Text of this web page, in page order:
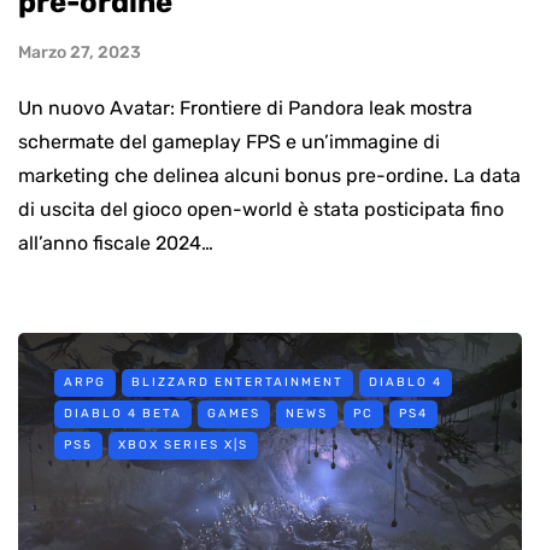
Marzo 27, 2023
Un nuovo Avatar: Frontiere di Pandora leak mostra
schermate del gameplay FPS e un’immagine di
marketing che delinea alcuni bonus pre-ordine. La data
di uscita del gioco open-world è stata posticipata fino
all’anno fiscale 2024…
ARPG BLIZZARD ENTERTAINMENT DIABLO 4
DIABLO 4 BETA GAMES NEWS PC PS4
PS5 XBOX SERIES X|S